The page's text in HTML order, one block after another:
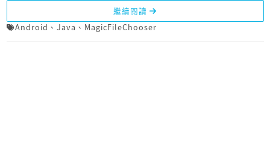
繼續閱讀
Android 、 Java 、 MagicFileChooser